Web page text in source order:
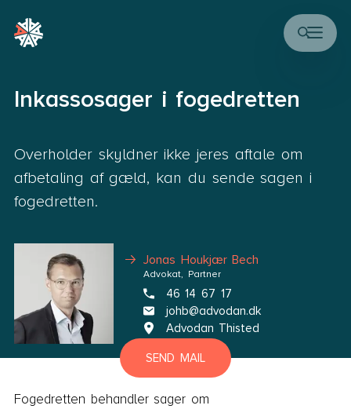
Inkassosager i fogedretten
Overholder skyldner ikke jeres aftale om
afbetaling af gæld, kan du sende sagen i
fogedretten.
Jonas Houkjær Bech
Advokat, Partner
46 14 67 17
johb@advodan.dk
Advodan Thisted
SEND MAIL
Fogedretten behandler sager om